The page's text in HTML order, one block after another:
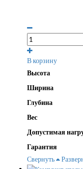
В корзину
Высота
Ширина
Глубина
Вес
Допустимая
Гарантия
Свернуть